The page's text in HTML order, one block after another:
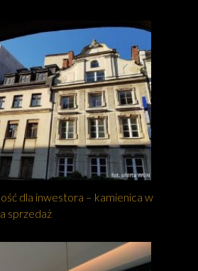
dla inwestora – kamienica w
sprzedaż